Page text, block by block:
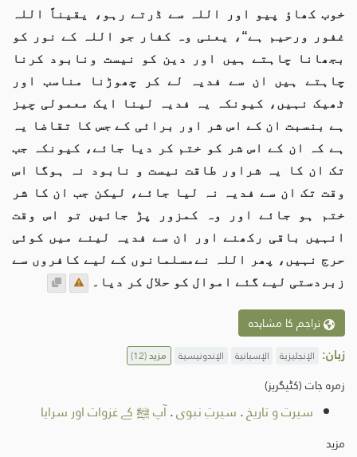
خوب کھاؤ پیو اور اللہ سے ڈرتے رہو، یقیناً اللہ
غفور ورحیم ہے“، یعنی وہ کفار جو اللہ کے نور کو
بجھانا چاہتے ہیں اور دین کو نیست ونابود کرنا
چاہتے ہیں ان سے فدیہ لے کر چھوڑنا مناسب اور
ٹھیک نہیں، کیونکہ یہ فدیہ لینا ایک معمولی چیز
ہے بنسبت ان کے اس شر اور برائی کے جس کا تقاضا یہ
ہے کہ ان کے اس شر کو ختم کر دیا جائے، کیونکہ جب
تک ان کا یہ شراور طاقت نیست و نابود نہ ہوگا اس
وقت تک ان سے فدیہ نہ لیا جائے، لیکن جب ان کا شر
ختم ہو جائے اور وہ کمزور پڑ جائیں تو اس وقت
انہیں باقی رکھنے اور ان سے فدیہ لینے میں کوئی
حرج نہیں، پھر اللہ نےمسلمانوں کے لیے کافروں سے
زبردستی لیے گئے اموال کو حلال کر دیا۔
تراجم کا مشاہدہ
زبان: الإنجليزية الإسبانية الإندونيسية مزید(12)
زمرہ جات (کٹیگریز)
سیرت و تاریخ. سیرتِ نبوی.آپ ﷺ کے غزوات اور سرایا
مزید